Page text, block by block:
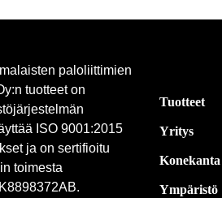
paloliittimien
tuotteet on
ISO 9001:2015
ja on sertifioitu
toimesta
Tuotteet
Yritys
Konekanta
Ympäristö